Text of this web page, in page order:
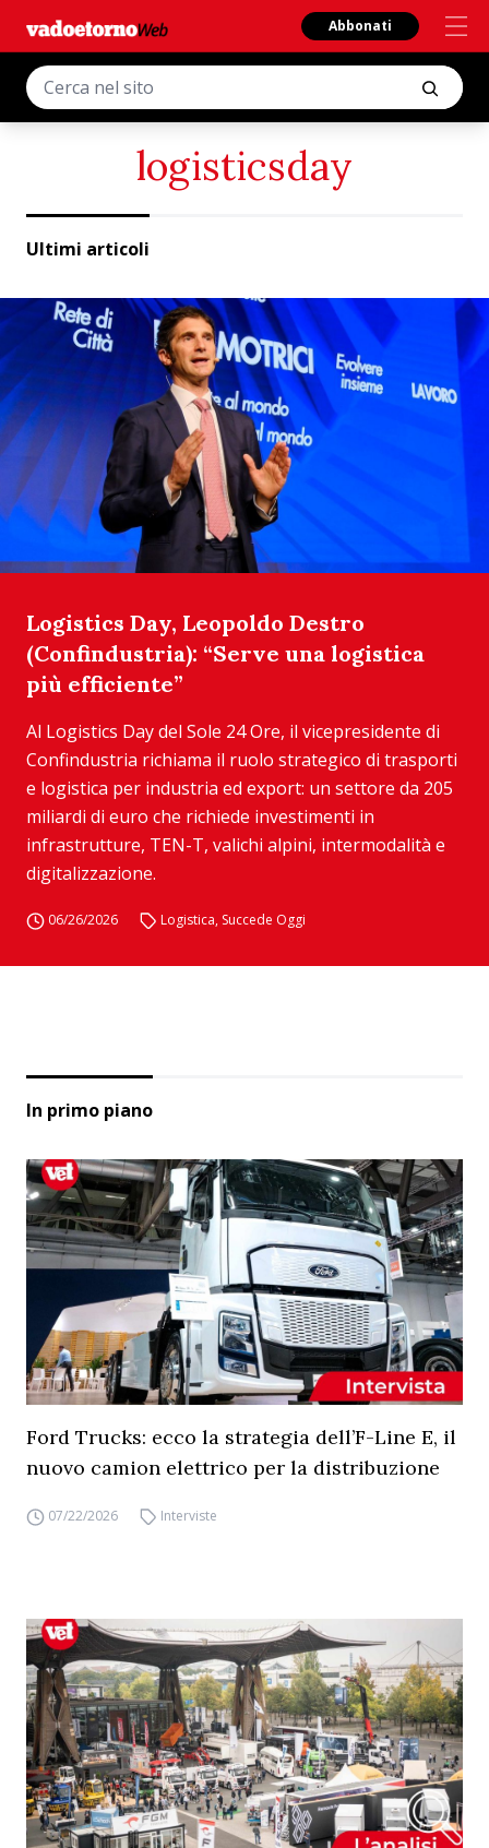
Abbonati
logisticsday
Ultimi articoli
Logistics Day, Leopoldo Destro
(Confindustria): “Serve una logistica
più efficiente”
Al Logistics Day del Sole 24 Ore, il vicepresidente di
Confindustria richiama il ruolo strategico di trasporti
e logistica per industria ed export: un settore da 205
miliardi di euro che richiede investimenti in
infrastrutture, TEN-T, valichi alpini, intermodalità e
digitalizzazione.
06/26/2026 Logistica, Succede Oggi
In primo piano
Ford Trucks: ecco la strategia dell’F-Line E, il
nuovo camion elettrico per la distribuzione
07/22/2026 Interviste